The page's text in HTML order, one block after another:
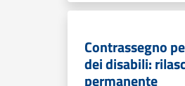
Contrassegno
dei disabili:
permanente